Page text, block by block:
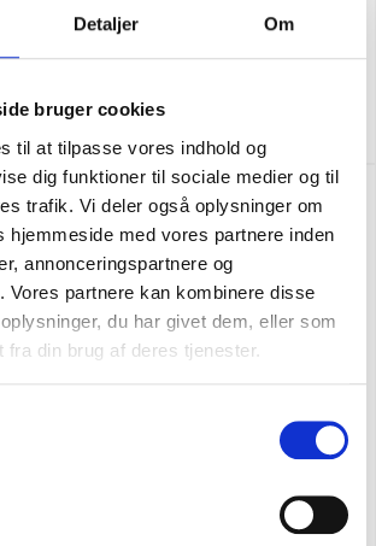
Detaljer Om
bruger cookies
til at tilpasse vores indhold og
dig funktioner til sociale medier og til
trafik. Vi deler også oplysninger om
hjemmeside med vores partnere inden
annonceringspartnere og
Vores partnere kan kombinere disse
du har givet dem, eller som
fra din brug af deres tjenester.